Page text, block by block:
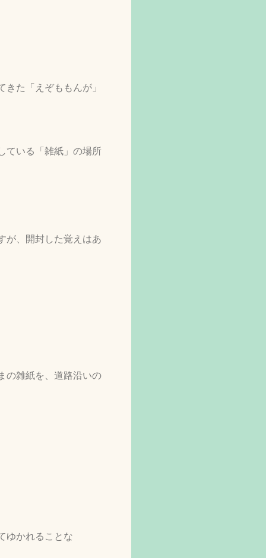
た「えぞももんが」
ている「雑紙」の場所
が、開封した覚えはあ
の雑紙を、道路沿いの
ゆかれることな